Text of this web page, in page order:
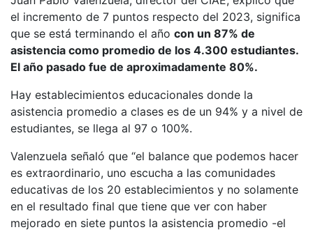
el incremento de 7 puntos respecto del 2023, significa
que se está terminando el año con un 87% de
asistencia como promedio de los 4.300 estudiantes.
El año pasado fue de aproximadamente 80%.
Hay establecimientos educacionales donde la
asistencia promedio a clases es de un 94% y a nivel de
estudiantes, se llega al 97 o 100%.
Valenzuela señaló que “el balance que podemos hacer
es extraordinario, uno escucha a las comunidades
educativas de los 20 establecimientos y no solamente
en el resultado final que tiene que ver con haber
mejorado en siete puntos la asistencia promedio -el